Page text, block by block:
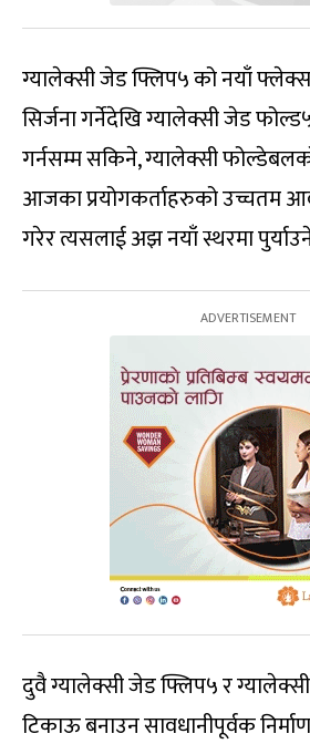
ग्यालेक्सी जेड फ्लिप५ को नयाँ फ्लेक्स
सिर्जना गर्नेदेखि ग्यालेक्सी जेड
गर्नसम्म सकिने, ग्यालेक्सी
आजका प्रयोगकर्ताहरुको उच्चतम
गरेर त्यसलाई अझ नयाँ स्थरमा
दुवै ग्यालेक्सी जेड फ्लिप५ र
टिकाऊ बनाउन सावधानीपूर्वक